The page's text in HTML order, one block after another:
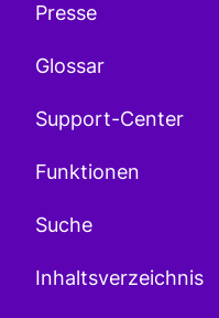
Presse
Glossar
Support-Center
Funktionen
Suche
Inhaltsverzeichnis